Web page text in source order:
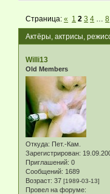
Актёры, актрисы,
Страница:« 1 2 3 4 8
Willi13
Old Members
Откуда: Пет.-Кам.
Зарегистрирован:
Приглашений: 0
Сообщений: 1689
Возраст: 37 [1989-03-13]
Провел на форуме: